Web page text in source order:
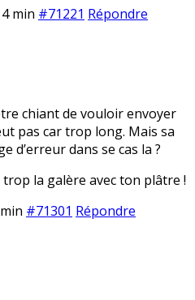
min #71221 Répondre
chiant de vouloir envoyer
pas car trop long. Mais sa
d’erreur dans se cas la ?
trop la galère avec ton plâtre !
#71301 Répondre